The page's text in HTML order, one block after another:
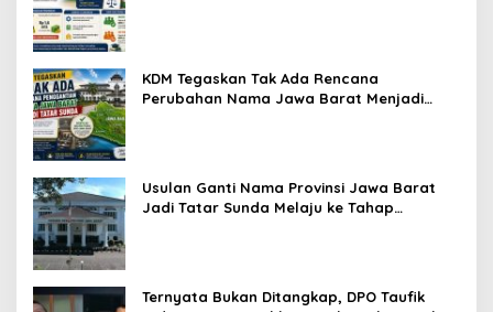
KDM Tegaskan Tak Ada Rencana
Perubahan Nama Jawa Barat Menjadi
Usulan Ganti Nama Provinsi Jawa Barat
Jadi Tatar Sunda Melaju ke Tahap
Ternyata Bukan Ditangkap, DPO Taufik